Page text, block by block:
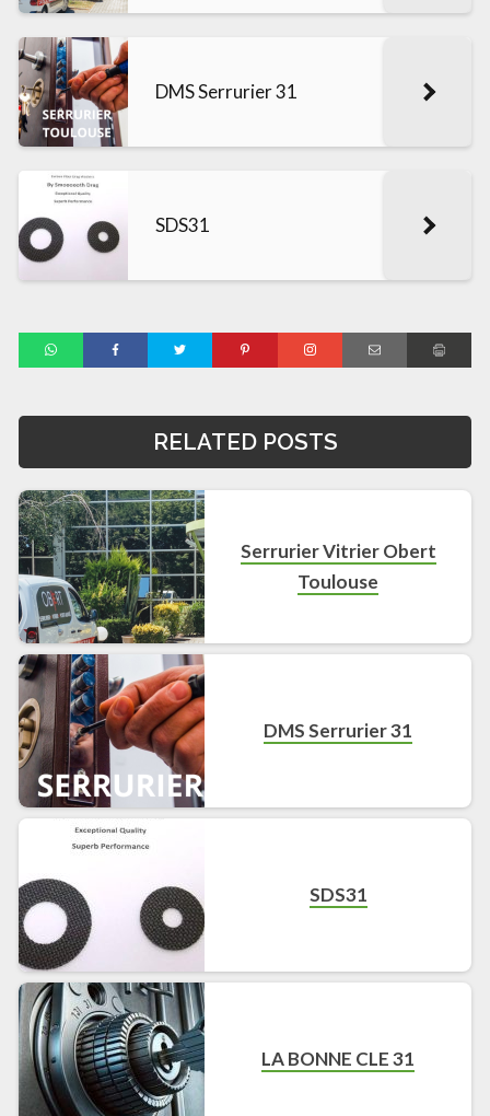
DMS Serrurier 31
SDS31
RELATED POSTS
Serrurier Vitrier Obert
Toulouse
DMS Serrurier 31
SDS31
LA BONNE CLE 31